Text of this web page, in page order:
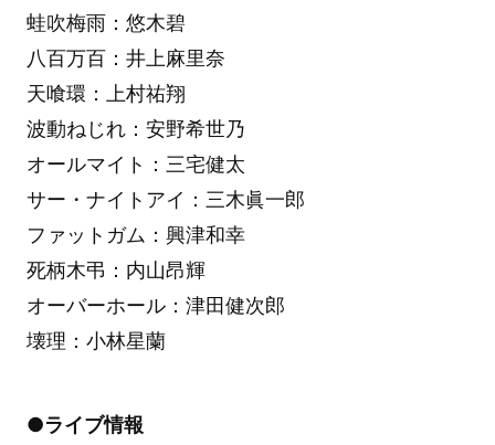
蛙吹梅雨：悠木碧
八百万百：井上麻里奈
天喰環：上村祐翔
波動ねじれ：安野希世乃
オールマイト：三宅健太
サー・ナイトアイ：三木眞一郎
ファットガム：興津和幸
死柄木弔：内山昂輝
オーバーホール：津田健次郎
壊理：小林星蘭
●ライブ情報